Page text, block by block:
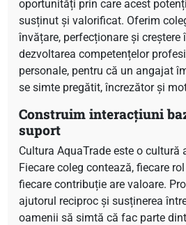
oportunități prin care acest
susținut și valorificat. Oferim
învățare, perfecționare și creștere
dezvoltarea competențelor
personale, pentru că un angajat
se simte pregătit, încrezător și
Construim interacțiuni
suport
Cultura AquaTrade este o cultură
Fiecare coleg contează, fiecare
fiecare contribuție are valoare.
ajutorul reciproc și susținerea
oamenii să simtă că fac parte